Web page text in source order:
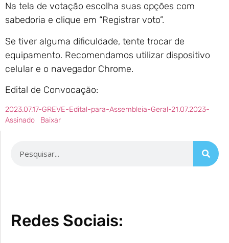
Na tela de votação escolha suas opções com
sabedoria e clique em “Registrar voto”.
Se tiver alguma dificuldade, tente trocar de
equipamento. Recomendamos utilizar dispositivo
celular e o navegador Chrome.
Edital de Convocação:
2023.07.17-GREVE-Edital-para-Assembleia-Geral-21.07.2023-
Assinado
Baixar
Redes Sociais: